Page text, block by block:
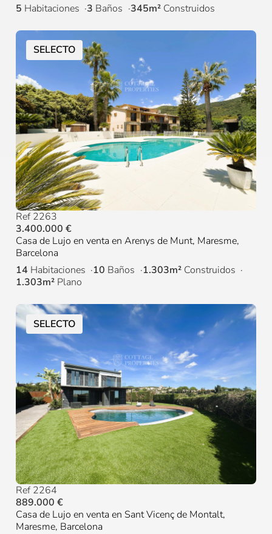
5 Habitaciones 3 Baños 345m² Construidos
SELECTO
Ref 2263
3.400.000 €
Casa de Lujo en venta en Arenys de Munt, Maresme,
Barcelona
14 Habitaciones 10 Baños 1.303m² Construidos
1.303m² Plano
SELECTO
Ref 2264
889.000 €
Casa de Lujo en venta en Sant Vicenç de Montalt,
Maresme, Barcelona